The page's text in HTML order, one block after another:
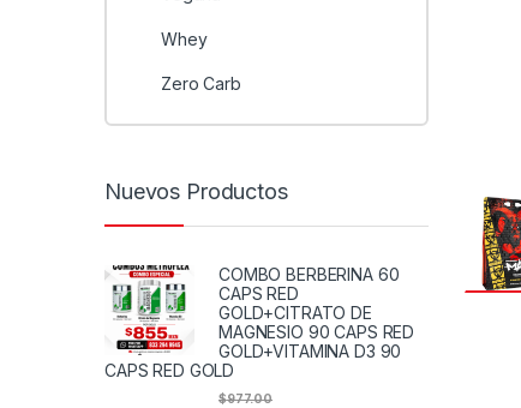
Whey
Zero Carb
Nuevos Productos
COMBO BERBERINA 60
CAPS RED
GOLD+CITRATO DE
MAGNESIO 90 CAPS RED
GOLD+VITAMINA D3 90
CAPS RED GOLD
$977.00